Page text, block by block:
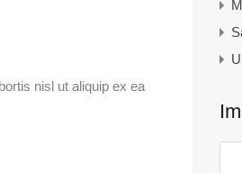
nisl ut aliquip ex ea